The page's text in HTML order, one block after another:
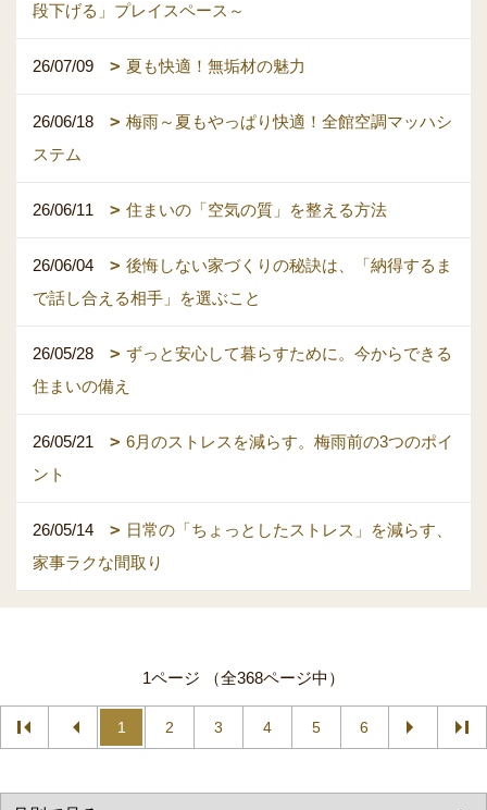
段下げる」プレイスペース～
26/07/09 夏も快適！無垢材の魅力
26/06/18
梅雨～夏もやっぱり快適！全館空調マッハシ
ステム
26/06/11 住まいの「空気の質」を整える方法
26/06/04
後悔しない家づくりの秘訣は、「納得するま
で話し合える相手」を選ぶこと
26/05/28
ずっと安心して暮らすために。今からできる
住まいの備え
26/05/21
6月のストレスを減らす。梅雨前の3つのポイ
ント
26/05/14
日常の「ちょっとしたストレス」を減らす、
家事ラクな間取り
1ページ （全368ページ中）
1 2 3 4 5 6